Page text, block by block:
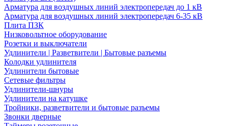
Арматура для воздушных линий электропередач до 1 кВ
Арматура для воздушных линий электропередач 6-35 кВ
Плита ПЗК
Низковольтное оборудование
Розетки и выключатели
Удлинители | Разветвители | Бытовые разъемы
Колодки удлинителя
Удлинители бытовые
Сетевые фильтры
Удлинители-шнуры
Удлинители на катушке
Тройники, разветвители и бытовые разъемы
Звонки дверные